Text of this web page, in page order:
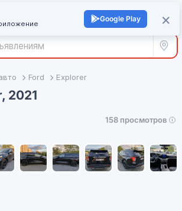
Войти +
Все
Ford Explorer
2021
158 просмотров
×
Google Play